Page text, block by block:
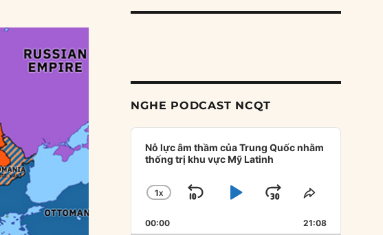
NGHE PODCAST NCQT
Audio
Player
Nỗ lực âm thầm của Trung Quốc nhằm
thống trị khu vực Mỹ Latinh
CHANGE
RATE
1X
SKIP
BACKWARD
PLAYJUMP
FORWARD
SHARE
EPISODE
00:00 21:08